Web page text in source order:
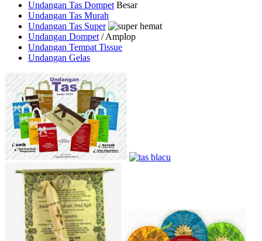
Undangan Tas Dompet Besar
Undangan Tas Murah
Undangan Tas Super
Undangan Dompet / Amplop
Undangan Tempat Tissue
Undangan Gelas